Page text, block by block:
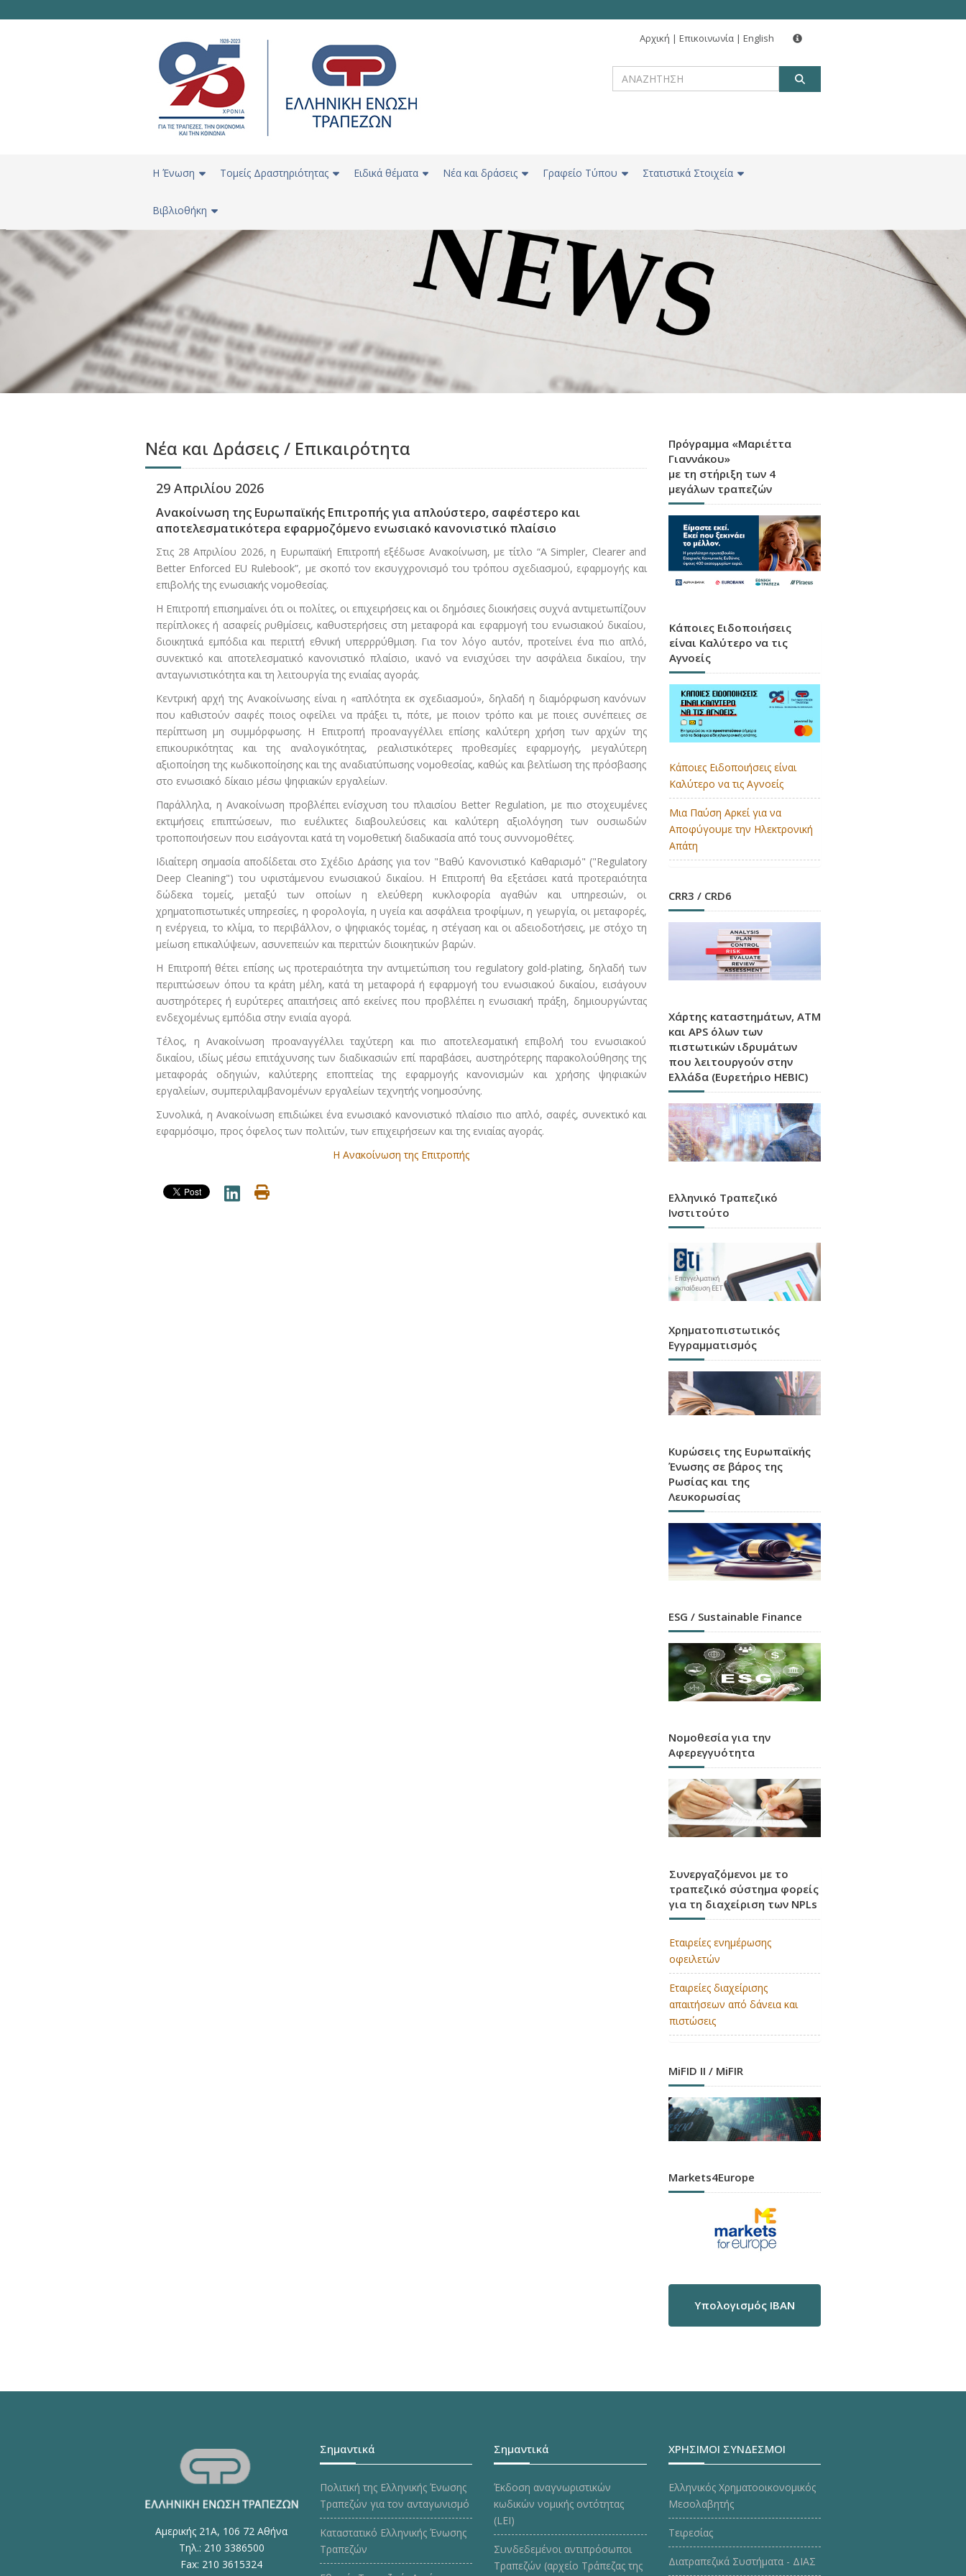
Αρχική | Επικοινωνία | English
H Ένωση Τομείς Δραστηριότητας Ειδικά θέματα Νέα και δράσεις Γραφείο Τύπου Στατιστικά Στοιχεία
Βιβλιοθήκη
Νέα και Δράσεις / Επικαιρότητα
29 Απριλίου 2026
Ανακοίνωση της Ευρωπαϊκής Επιτροπής για απλούστερο, σαφέστερο και
αποτελεσματικότερα εφαρμοζόμενο ενωσιακό κανονιστικό πλαίσιο
Στις 28 Απριλίου 2026, η Ευρωπαϊκή Επιτροπή εξέδωσε Ανακοίνωση, με τίτλο “A Simpler, Clearer and
Better Enforced EU Rulebook”, με σκοπό τον εκσυγχρονισμό του τρόπου σχεδιασμού, εφαρμογής και
επιβολής της ενωσιακής νομοθεσίας.
Η Επιτροπή επισημαίνει ότι οι πολίτες, οι επιχειρήσεις και οι δημόσιες διοικήσεις συχνά αντιμετωπίζουν
περίπλοκες ή ασαφείς ρυθμίσεις, καθυστερήσεις στη μεταφορά και εφαρμογή του ενωσιακού δικαίου,
διοικητικά εμπόδια και περιττή εθνική υπερρρύθμιση. Για τον λόγο αυτόν, προτείνει ένα πιο απλό,
συνεκτικό και αποτελεσματικό κανονιστικό πλαίσιο, ικανό να ενισχύσει την ασφάλεια δικαίου, την
ανταγωνιστικότητα και τη λειτουργία της ενιαίας αγοράς.
Κεντρική αρχή της Ανακοίνωσης είναι η «απλότητα εκ σχεδιασμού», δηλαδή η διαμόρφωση κανόνων
που καθιστούν σαφές ποιος οφείλει να πράξει τι, πότε, με ποιον τρόπο και με ποιες συνέπειες σε
περίπτωση μη συμμόρφωσης. Η Επιτροπή προαναγγέλλει επίσης καλύτερη χρήση των αρχών της
επικουρικότητας και της αναλογικότητας, ρεαλιστικότερες προθεσμίες εφαρμογής, μεγαλύτερη
αξιοποίηση της κωδικοποίησης και της αναδιατύπωσης νομοθεσίας, καθώς και βελτίωση της πρόσβασης
στο ενωσιακό δίκαιο μέσω ψηφιακών εργαλείων.
Παράλληλα, η Ανακοίνωση προβλέπει ενίσχυση του πλαισίου Better Regulation, με πιο στοχευμένες
εκτιμήσεις επιπτώσεων, πιο ευέλικτες διαβουλεύσεις και καλύτερη αξιολόγηση των ουσιωδών
τροποποιήσεων που εισάγονται κατά τη νομοθετική διαδικασία από τους συννομοθέτες.
Ιδιαίτερη σημασία αποδίδεται στο Σχέδιο Δράσης για τον "Βαθύ Κανονιστικό Καθαρισμό" ("Regulatory
Deep Cleaning") του υφιστάμενου ενωσιακού δικαίου. Η Επιτροπή θα εξετάσει κατά προτεραιότητα
δώδεκα τομείς, μεταξύ των οποίων η ελεύθερη κυκλοφορία αγαθών και υπηρεσιών, οι
χρηματοπιστωτικές υπηρεσίες, η φορολογία, η υγεία και ασφάλεια τροφίμων, η γεωργία, οι μεταφορές,
η ενέργεια, το κλίμα, το περιβάλλον, ο ψηφιακός τομέας, η στέγαση και οι αδειοδοτήσεις, με στόχο τη
μείωση επικαλύψεων, ασυνεπειών και περιττών διοικητικών βαρών.
Η Επιτροπή θέτει επίσης ως προτεραιότητα την αντιμετώπιση του regulatory gold-plating, δηλαδή των
περιπτώσεων όπου τα κράτη μέλη, κατά τη μεταφορά ή εφαρμογή του ενωσιακού δικαίου, εισάγουν
αυστηρότερες ή ευρύτερες απαιτήσεις από εκείνες που προβλέπει η ενωσιακή πράξη, δημιουργώντας
ενδεχομένως εμπόδια στην ενιαία αγορά.
Τέλος, η Ανακοίνωση προαναγγέλλει ταχύτερη και πιο αποτελεσματική επιβολή του ενωσιακού
δικαίου, ιδίως μέσω επιτάχυνσης των διαδικασιών επί παραβάσει, αυστηρότερης παρακολούθησης της
μεταφοράς οδηγιών, καλύτερης εποπτείας της εφαρμογής κανονισμών και χρήσης ψηφιακών
εργαλείων, συμπεριλαμβανομένων εργαλείων τεχνητής νοημοσύνης.
Συνολικά, η Ανακοίνωση επιδιώκει ένα ενωσιακό κανονιστικό πλαίσιο πιο απλό, σαφές, συνεκτικό και
εφαρμόσιμο, προς όφελος των πολιτών, των επιχειρήσεων και της ενιαίας αγοράς.
Η Ανακοίνωση της Επιτροπής
Πρόγραμμα «Μαριέττα
Γιαννάκου»
με τη στήριξη των 4
μεγάλων τραπεζών
Κάποιες Ειδοποιήσεις
είναι Καλύτερο να τις
Αγνοείς
Κάποιες Ειδοποιήσεις είναι
Καλύτερο να τις Αγνοείς
Μια Παύση Αρκεί για να
Αποφύγουμε την Ηλεκτρονική
Απάτη
CRR3 / CRD6
Χάρτης καταστημάτων, ATM
και APS όλων των
πιστωτικών ιδρυμάτων
που λειτουργούν στην
Ελλάδα (Ευρετήριο HEBIC)
Ελληνικό Τραπεζικό
Ινστιτούτο
Χρηματοπιστωτικός
Εγγραμματισμός
Κυρώσεις της Ευρωπαϊκής
Ένωσης σε βάρος της
Ρωσίας και της
Λευκορωσίας
ESG / Sustainable Finance
Νομοθεσία για την
Αφερεγγυότητα
Συνεργαζόμενοι με το
τραπεζικό σύστημα φορείς
για τη διαχείριση των NPLs
Εταιρείες ενημέρωσης
οφειλετών
Εταιρείες διαχείρισης
απαιτήσεων από δάνεια και
πιστώσεις
MiFID II / MiFIR
Markets4Europe
Υπολογισμός IBAN
Αμερικής 21Α, 106 72 Αθήνα
Τηλ.: 210 3386500
Fax: 210 3615324
Σημαντικά
Πολιτική της Ελληνικής Ένωσης
Τραπεζών για τον ανταγωνισμό
Καταστατικό Ελληνικής Ένωσης
Τραπεζών
Σημαντικά
Έκδοση αναγνωριστικών
κωδικών νομικής οντότητας
(LEI)
Συνδεδεμένοι αντιπρόσωποι
Τραπεζών (αρχείο Τράπεζας της
ΧΡΗΣΙΜΟΙ ΣΥΝΔΕΣΜΟΙ
Ελληνικός Χρηματοοικονομικός
Μεσολαβητής
Τειρεσίας
Διατραπεζικά Συστήματα - ΔΙΑΣ